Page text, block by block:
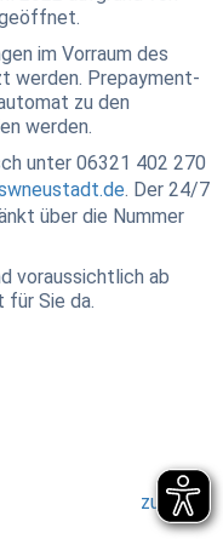
geöffnet.
im Vorraum des
werden. Prepayment-
zu den
werden.
unter 06321 402 270
. Der 24/7
über die Nummer
voraussichtlich ab
für Sie da.
zurück